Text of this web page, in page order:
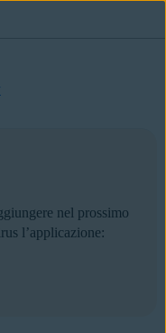
nel prossimo
l’applicazione: